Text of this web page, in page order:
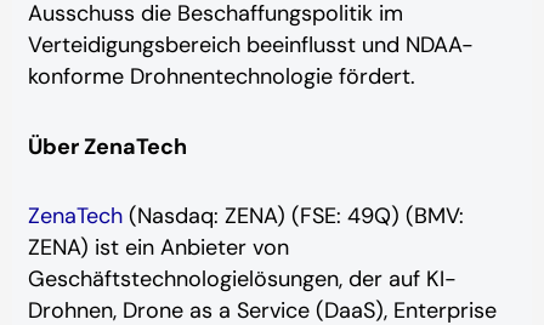
Ausschuss die Beschaffungspolitik im
Verteidigungsbereich beeinflusst und NDAA-
konforme Drohnentechnologie fördert.
Über ZenaTech
ZenaTech(Nasdaq: ZENA) (FSE: 49Q) (BMV:
ZENA) ist ein Anbieter von
Geschäftstechnologielösungen, der auf KI-
Drohnen, Drone as a Service (DaaS), Enterprise